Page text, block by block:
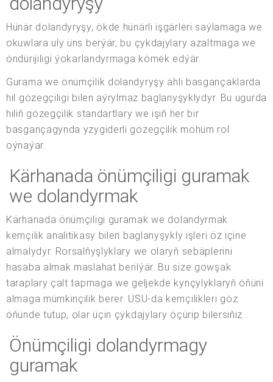
Hünär dolandyryşy, ökde hünärli işgärleri saýlamaga we
okuwlara uly üns berýär, bu çykdajylary azaltmaga we
öndürijiligi ýokarlandyrmaga kömek edýär.
Gurama we önümçilik dolandyryşy ähli basgançaklarda
hil gözegçiligi bilen aýrylmaz baglanyşyklydyr. Bu ugurda
hiliň gözegçilik standartlary we işiň her bir
basgançagynda yzygiderli gözegçilik möhüm rol
oýnaýar.
Kärhanada önümçiligi guramak
we dolandyrmak
Kärhanada önümçiligi guramak we dolandyrmak
kemçilik analitikasy bilen baglanyşykly işleri öz içine
almalydyr. Rorsalňyşlyklary we olaryň sebäplerini
hasaba almak maslahat berilýär. Bu size gowşak
taraplary çalt tapmaga we geljekde kynçylyklaryň öňüni
almaga mümkinçilik berer. USU-da kemçilikleri göz
öňünde tutup, olar üçin çykdajylary öçürip bilersiňiz.
Önümçiligi dolandyrmagy
guramak